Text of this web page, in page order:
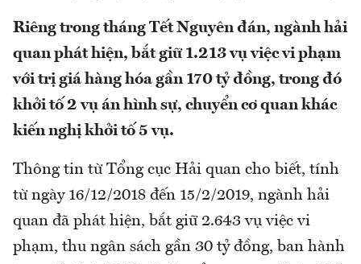
Riêng trong tháng Tết Nguyên đán, ngành hải
quan phát hiện, bắt giữ 1.213 vụ việc vi phạm
với trị giá hàng hóa gần 170 tỷ đồng, trong đó
khởi tố 2 vụ án hình sự, chuyển cơ quan khác
kiến nghị khởi tố 5 vụ.
Thông tin từ Tổng cục Hải quan cho biết, tính
từ ngày 16/12/2018 đến 15/2/2019, ngành hải
quan đã phát hiện, bắt giữ 2.643 vụ việc vi
phạm, thu ngân sách gần 30 tỷ đồng, ban hành